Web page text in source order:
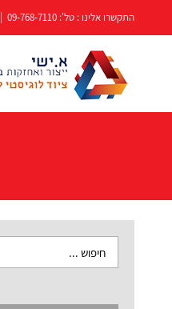
התקשרו אלינו : טל': 09-768-7110